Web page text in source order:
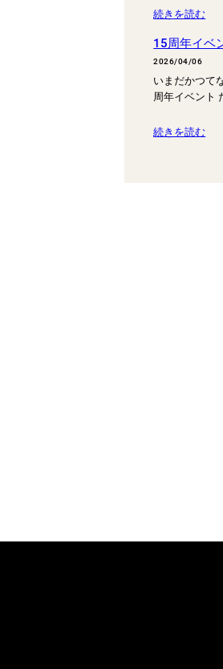
続きを読む
15周年イベ
2026/04/06
いまだかつて
周年イベント
続きを読む